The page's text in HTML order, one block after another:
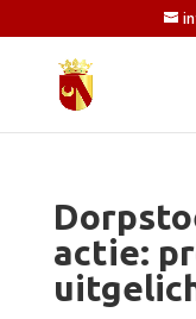
actie: